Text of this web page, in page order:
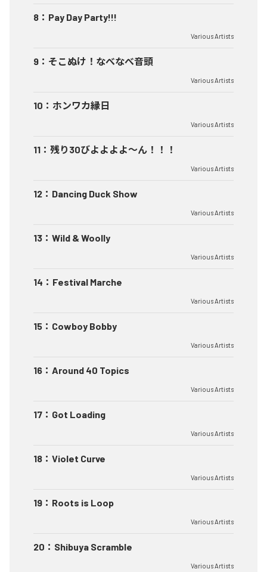
8 ： Pay Day Party!!!
Various Artists
9 ： そこぬけ！なべなべ音頭
Various Artists
10 ： ホンワカ縁日
Various Artists
11 ： 残り30びよよよよ〜ん！！！
Various Artists
12 ： Dancing Duck Show
Various Artists
13 ： Wild & Woolly
Various Artists
14 ： Festival Marche
Various Artists
15 ： Cowboy Bobby
Various Artists
16 ： Around 40 Topics
Various Artists
17 ： Got Loading
Various Artists
18 ： Violet Curve
Various Artists
19 ： Roots is Loop
Various Artists
20 ： Shibuya Scramble
Various Artists